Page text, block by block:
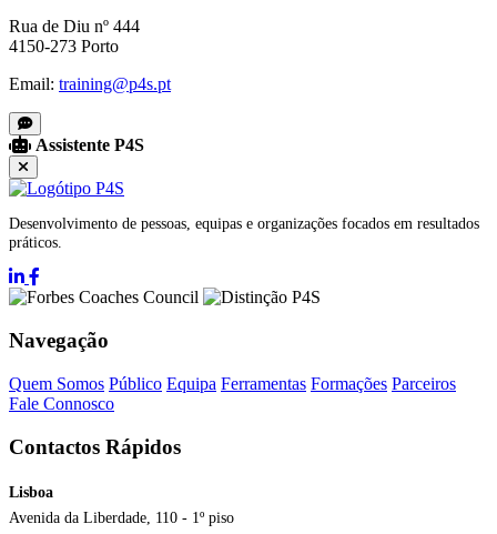
Rua de Diu nº 444
4150-273 Porto
Email: training@p4s.pt
Assistente P4S
Desenvolvimento de pessoas, equipas e organizações focados em resultados
práticos.
Navegação
Quem Somos Público Equipa Ferramentas Formações Parceiros
Fale Connosco
Contactos Rápidos
Lisboa
Avenida da Liberdade, 110 - 1º piso